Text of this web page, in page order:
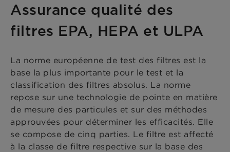
Assurance qualité des
filtres EPA, HEPA et ULPA
La norme européenne de test des filtres est la
base la plus importante pour le test et la
classification des filtres absolus. La norme
repose sur une technologie de pointe en matière
de mesure des particules et sur des méthodes
approuvées pour déterminer les efficacités. Elle
se compose de cinq parties. Le filtre est affecté
à la classe de filtre respective sur la base des